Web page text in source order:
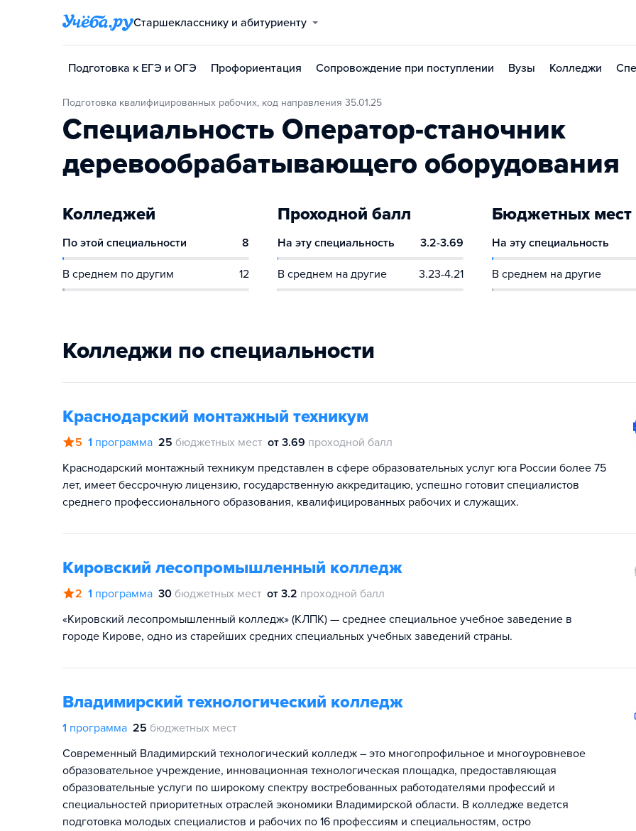
Старшекласснику и абитуриенту
Подготовка к ЕГЭ и ОГЭ Профориентация Сопровождение при поступлении Вузы Колледжи
Подготовка квалифицированных рабочих, код направления 35.01.25
Специальность Оператор-станочник
деревообрабатывающего оборудования
Колледжей
По этой специальности 8
В среднем по другим 12
Проходной балл
На эту специальность 3.2-3.69
В среднем на другие 3.23-4.21
Бюджетных мест
На эту специальность
В среднем на другие
Колледжи по специальности
Краснодарский монтажный техникум
5 1 программа 25 бюджетных мест от 3.69 проходной балл
Краснодарский монтажный техникум представлен в сфере образовательных услуг юга России более 75
лет, имеет бессрочную лицензию, государственную аккредитацию, успешно готовит специалистов
среднего профессионального образования, квалифицированных рабочих и служащих.
Кировский лесопромышленный колледж
2 1 программа 30 бюджетных мест от 3.2 проходной балл
«Кировский лесопромышленный колледж» (КЛПК) — среднее специальное учебное заведение в
городе Кирове, одно из старейших средних специальных учебных заведений страны.
Владимирский технологический колледж
1 программа 25 бюджетных мест
Современный Владимирский технологический колледж – это многопрофильное и многоуровневое
образовательное учреждение, инновационная технологическая площадка, предоставляющая
образовательные услуги по широкому спектру востребованных работодателями профессий и
специальностей приоритетных отраслей экономики Владимирской области. В колледже ведется
подготовка молодых специалистов и рабочих по 16 профессиям и специальностям, остро